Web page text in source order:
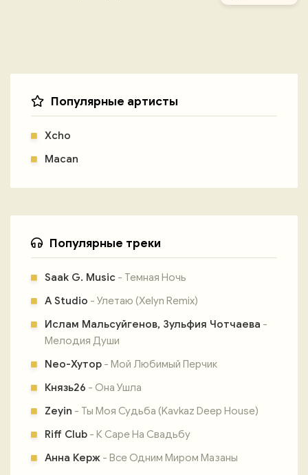
Популярные артисты
Xcho
Macan
Популярные треки
Saak G. Music - Темная Ночь
A Studio - Улетаю (Xelyn Remix)
Ислам Мальсуйгенов, Зульфия Чотчаева -
Мелодия Души
Neo-Хутор - Мой Любимый Перчик
Князь26 - Она Ушла
Zeyin - Ты Моя Судьба (Kavkaz Deep House)
Riff Club - К Саре На Свадьбу
Анна Керж - Все Одним Миром Мазаны